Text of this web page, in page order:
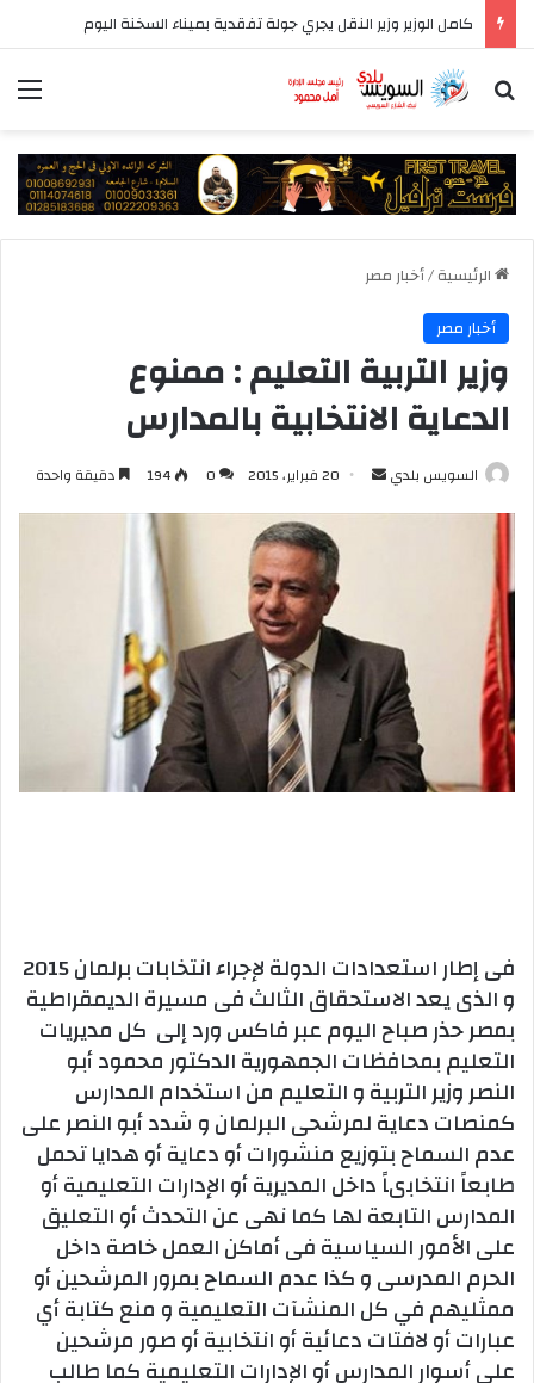
كامل الوزير وزير النقل يجري جولة تفقدية بميناء السخنة اليوم
بحث عن
الرئيسية/أخبار مصر
أخبار مصر
وزير التربية التعليم : ممنوع
الدعاية الانتخابية بالمدارس
السويس بلدي
أرسل
إلكترونيا
20 فبراير، 2015 0
194 دقيقة واحدة
فى إطار استعدادات الدولة لإجراء انتخابات برلمان 2015
و الذى يعد الاستحقاق الثالث فى مسيرة الديمقراطية
بمصر حذر صباح اليوم عبر فاكس ورد إلى كل مديريات
التعليم بمحافظات الجمهورية الدكتور محمود أبو
النصر وزير التربية و التعليم من استخدام المدارس
كمنصات دعاية لمرشحى البرلمان و شدد أبو النصر على
عدم السماح بتوزيع منشورات أو دعاية أو هدايا تحمل
طابعاً انتخابىاً داخل المديرية أو الإدارات التعليمية أو
المدارس التابعة لها كما نهى عن التحدث أو التعليق
على الأمور السياسية فى أماكن العمل خاصة داخل
الحرم المدرسى و كذا عدم السماح بمرور المرشحين أو
ممثليهم في كل المنشآت التعليمية و منع كتابة أي
عبارات أو لافتات دعائية أو انتخابية أو صور مرشحين
على أسوار المدارس أو الإدارات التعليمية كما طالب